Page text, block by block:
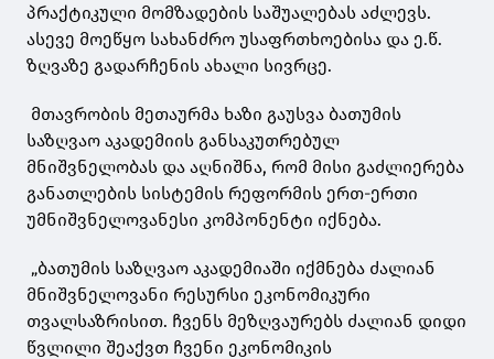
პრაქტიკული მომზადების საშუალებას აძლევს.
ასევე მოეწყო სახანძრო უსაფრთხოებისა და ე.წ.
ზღვაზე გადარჩენის ახალი სივრცე.
მთავრობის მეთაურმა ხაზი გაუსვა ბათუმის
საზღვაო აკადემიის განსაკუთრებულ
მნიშვნელობას და აღნიშნა, რომ მისი გაძლიერება
განათლების სისტემის რეფორმის ერთ-ერთი
უმნიშვნელოვანესი კომპონენტი იქნება.
„ბათუმის საზღვაო აკადემიაში იქმნება ძალიან
მნიშვნელოვანი რესურსი ეკონომიკური
თვალსაზრისით. ჩვენს მეზღვაურებს ძალიან დიდი
წვლილი შეაქვთ ჩვენი ეკონომიკის